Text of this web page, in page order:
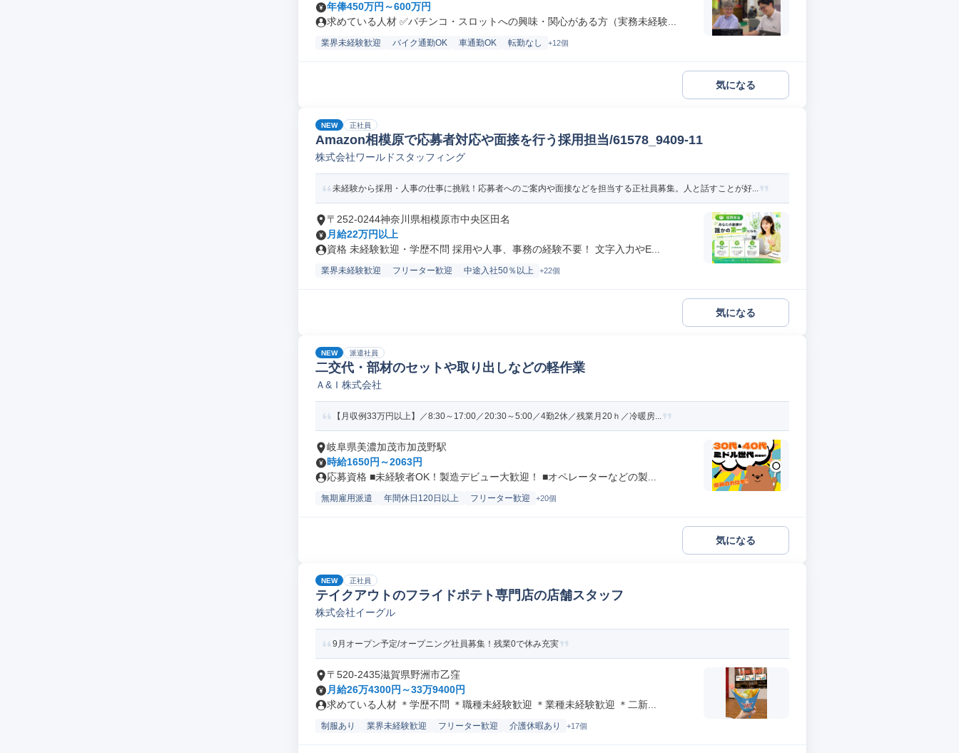
年俸450万円～600万円
求めている人材 ✅パチンコ・スロットへの興味・関心がある方（実務未経験...
業界未経験歓迎 バイク通勤OK 車通勤OK 転勤なし +12個
気になる
NEW 正社員
Amazon相模原で応募者対応や面接を行う採用担当/61578_9409-11
株式会社ワールドスタッフィング
未経験から採用・人事の仕事に挑戦！応募者へのご案内や面接などを担当する正社員募集。人と話すことが好...
〒252-0244神奈川県相模原市中央区田名
月給22万円以上
資格 未経験歓迎・学歴不問 採用や人事、事務の経験不要！ 文字入力やE...
業界未経験歓迎 フリーター歓迎 中途入社50％以上 +22個
気になる
NEW 派遣社員
二交代・部材のセットや取り出しなどの軽作業
Ａ&Ｉ株式会社
【月収例33万円以上】／8:30～17:00／20:30～5:00／4勤2休／残業月20ｈ／冷暖房...
岐阜県美濃加茂市加茂野駅
時給1650円～2063円
応募資格 ■未経験者OK！製造デビュー大歓迎！ ■オペレーターなどの製...
無期雇用派遣 年間休日120日以上 フリーター歓迎 +20個
気になる
NEW 正社員
テイクアウトのフライドポテト専門店の店舗スタッフ
株式会社イーグル
9月オープン予定/オープニング社員募集！残業0で休み充実
〒520-2435滋賀県野洲市乙窪
月給26万4300円～33万9400円
求めている人材 ＊学歴不問 ＊職種未経験歓迎 ＊業種未経験歓迎 ＊二新...
制服あり 業界未経験歓迎 フリーター歓迎 介護休暇あり +17個